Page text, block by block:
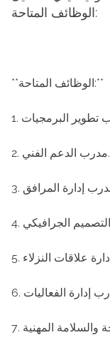
الوظائف المتاحة:
**الوظائف المتاحة:**
2. مدرب الدعم الفني.